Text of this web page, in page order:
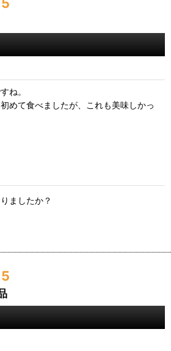
ね。
めて食べましたが、これも美味しかっ
ましたか？
5